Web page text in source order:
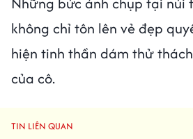
không chỉ tôn lên vẻ đẹp
hiện tinh thần dám thử
của cô.
TIN LIÊN QUAN